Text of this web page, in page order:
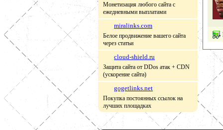
Монетизация любого сайта с
ежедневными выплатами
miralinks.com
Белое продвижение вашего сайта
через статьи
cloud-shield.ru
Защита сайта от DDos атак + CDN
(ускорение сайта)
gogetlinks.net
Покупка постоянных ссылок на
лучших площадках